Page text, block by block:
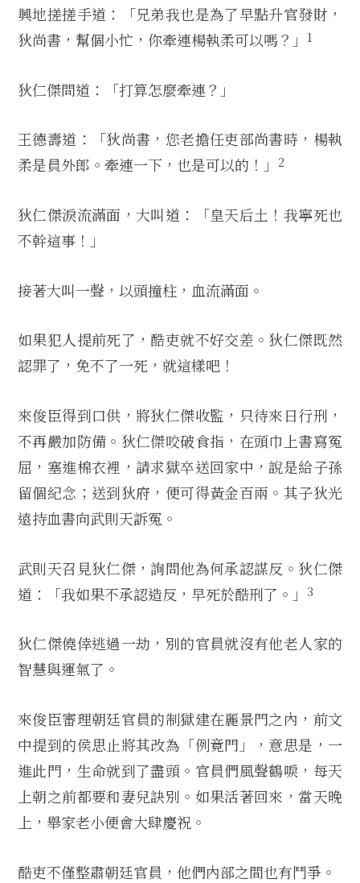
興地搓搓手道：「兄弟我也是為了早點升官發財，
狄尚書，幫個小忙，你牽連楊執柔可以嗎？」
1
狄仁傑問道：「打算怎麼牽連？」
王德壽道：「狄尚書，您老擔任吏部尚書時，楊執
柔是員外郎。牽連一下，也是可以的！」
2
狄仁傑淚流滿面，大叫道：「皇天后土！我寧死也
不幹這事！」
接著大叫一聲，以頭撞柱，血流滿面。
如果犯人提前死了，酷吏就不好交差。狄仁傑既然
認罪了，免不了一死，就這樣吧！
來俊臣得到口供，將狄仁傑收監，只待來日行刑，
不再嚴加防備。狄仁傑咬破食指，在頭巾上書寫冤
屈，塞進棉衣裡，請求獄卒送回家中，說是給子孫
留個紀念；送到狄府，便可得黃金百兩。其子狄光
遠持血書向武則天訴冤。
武則天召見狄仁傑，詢問他為何承認謀反。狄仁傑
道：「我如果不承認造反，早死於酷刑了。」
3
狄仁傑僥倖逃過一劫，別的官員就沒有他老人家的
智慧與運氣了。
來俊臣審理朝廷官員的制獄建在麗景門之內，前文
中提到的侯思止將其改為「例竟門」，意思是，一
進此門，生命就到了盡頭。官員們風聲鶴唳，每天
上朝之前都要和妻兒訣別。如果活著回來，當天晚
上，舉家老小便會大肆慶祝。
酷吏不僅整肅朝廷官員，他們內部之間也有鬥爭。